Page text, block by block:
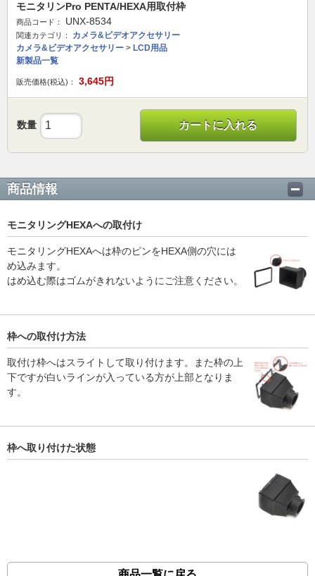
モニタリンPro PENTA/HEXA用取付枠
商品コード： UNX-8534
関連カテゴリ：
カメラ&ビデオアクセサリー
カメラ&ビデオアクセサリー > LCD用品
新製品一覧
販売価格(税込)： 3,645円
数量 カートに入れる
商品情報
モニタリングHEXAへの取付け
モニタリングHEXAへは枠のピンをHEXA側の穴には
め込みます。
はめ込む際はゴムがきれないようにご注意ください。
枠への取付け方法
取付け枠へはスライトして取り付けます。また枠の上
下ですが白いラインが入っている方が上部となりま
す。
枠へ取り付けた状態